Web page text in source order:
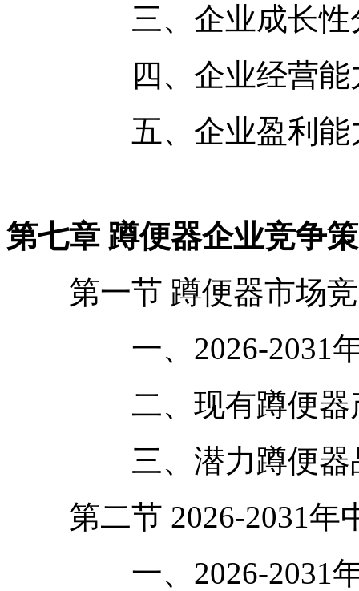
三、企业成长性
四、企业经营能
五、企业盈利能力
第七章 蹲便器企业竞争
第一节 蹲便器市场竞
一、2026-2031年中
二、现有蹲便器产
三、潜力蹲便器品
第二节 2026-2031年
一、2026-2031年我